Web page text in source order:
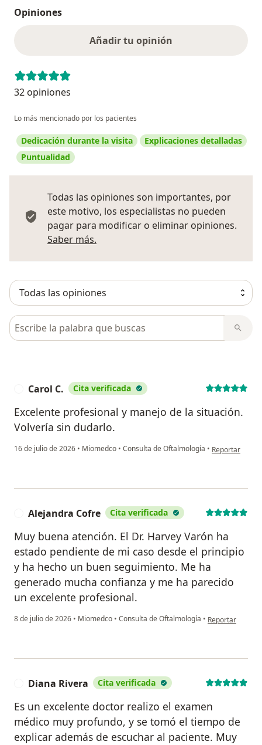
Opiniones
Añadir tu opinión
32 opiniones
Lo más mencionado por los pacientes
Dedicación durante la visita
Explicaciones detalladas
Puntualidad
Todas las opiniones son importantes, por
este motivo, los especialistas no pueden
pagar para modificar o eliminar opiniones.
Saber más.
Busca en opiniones
Carol C. Cita verificada
Excelente profesional y manejo de la situación.
Volvería sin dudarlo.
16 de julio de 2026 • Miomedco • Consulta de Oftalmología • en opinión del
Reportar
Alejandra Cofre Cita verificada
Muy buena atención. El Dr. Harvey Varón ha
estado pendiente de mi caso desde el principio
y ha hecho un buen seguimiento. Me ha
generado mucha confianza y me ha parecido
un excelente profesional.
8 de julio de 2026 • Miomedco • Consulta de Oftalmología • en opinión del
Reportar
Diana Rivera Cita verificada
Es un excelente doctor realizo el examen
médico muy profundo, y se tomó el tiempo de
explicar además de escuchar al paciente. Muy